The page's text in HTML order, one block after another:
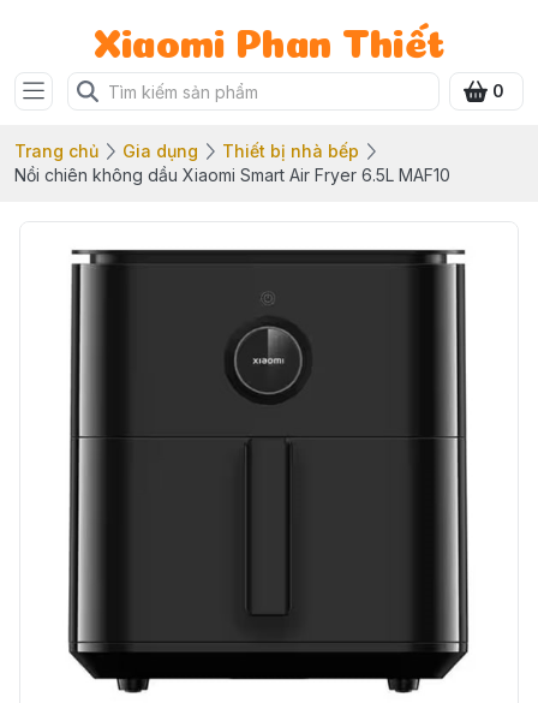
Xiaomi Phan Thiết
0
Trang chủ Gia dụng
Thiết bị nhà bếp
Nồi chiên không dầu Xiaomi Smart Air Fryer 6.5L MAF10